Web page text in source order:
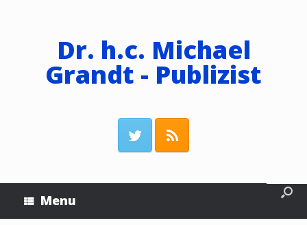
Dr. h.c. Michael
Grandt - Publizist
Menu